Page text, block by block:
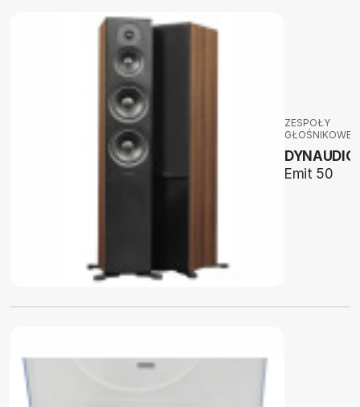
ZESPOŁY
GŁOŚNIKOWE
DYNAUDIO
Emit 50